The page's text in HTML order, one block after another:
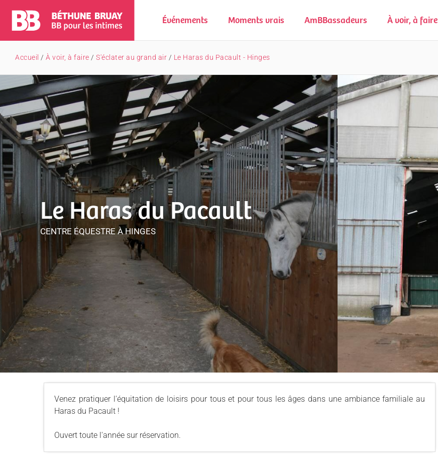
Événements Moments vrais AmBBassadeurs À voir, à faire
Accueil / À voir, à faire / S'éclater au grand air / Le Haras du Pacault - Hinges
Le Haras du Pacault
CENTRE ÉQUESTREÀ HINGES
Venez pratiquer l'équitation de loisirs pour tous et pour tous les âges dans une ambiance familiale au
Haras du Pacault !
Ouvert toute l'année sur réservation.